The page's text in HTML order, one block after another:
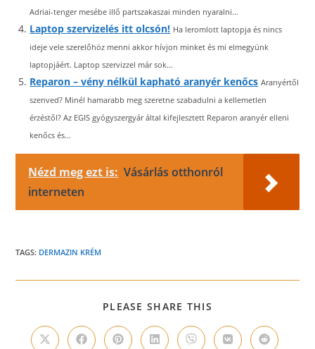
Adriai-tenger mesébe illő partszakaszai minden nyaralni...
Laptop szervizelés itt olcsón! Ha leromlott laptopja és nincs
ideje vele szerelőhöz menni akkor hívjon minket és mi elmegyünk
laptopjáért. Laptop szervizzel már sok...
Reparon – vény nélkül kapható aranyér kenőcs Aranyértől
szenved? Minél hamarabb meg szeretne szabadulni a kellemetlen
érzéstől? Az EGIS gyógyszergyár által kifejlesztett Reparon aranyér elleni
kenőcs és...
Nézd meg ezt is: Vásárlás otthonról
interneten
TAGS: DERMAZIN KRÉM
PLEASE SHARE THIS
CONTENT
Opens
Opens Opens Opens Opens Opens Opens